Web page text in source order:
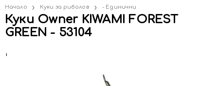
Начало Куки за риболов - Единични
Куки Owner KIWAMI FOREST
GREEN - 53104